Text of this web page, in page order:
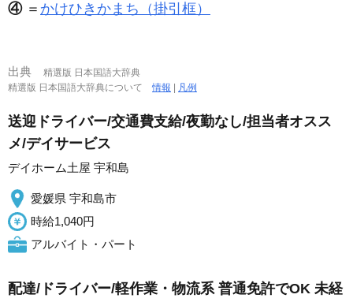
④＝ かけひきかまち（掛引框）
出典
精選版 日本国語大辞典
精選版 日本国語大辞典について情報 凡例
送迎ドライバー/交通費支給/夜勤なし/担当者オスス
メ/デイサービス
デイホーム土屋 宇和島
愛媛県 宇和島市
時給1,040円
アルバイト・パート
配達/ドライバー/軽作業・物流系 普通免許でOK 未経